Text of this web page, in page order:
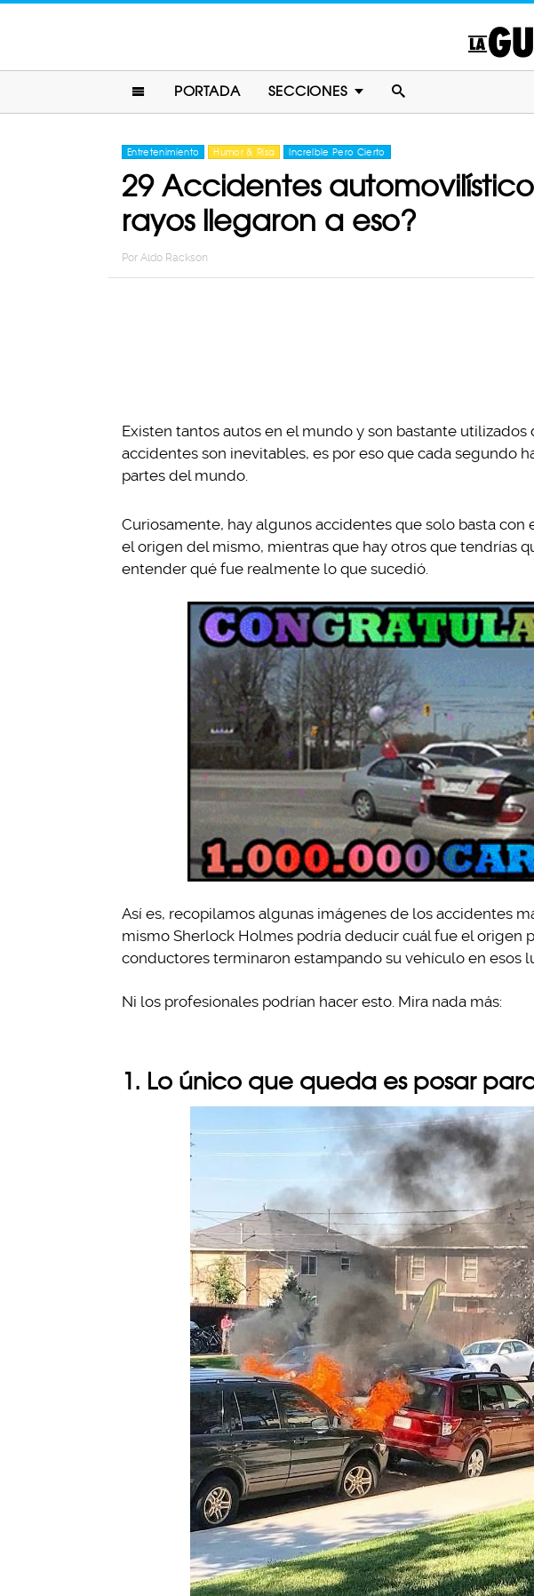
PORTADA SECCIONES
Entretenimiento Humor & Risa Increíble Pero Cierto
29 Accidentes
rayos llegaron a eso?
Por Aldo Rackson
Existen tantos autos en el mundo y son bastante
accidentes son inevitables, es por eso que cada segundo
partes del mundo.
Curiosamente, hay algunos accidentes que solo basta con
el origen del mismo, mientras que hay otros que tendrías
entender qué fue realmente lo que sucedió.
Así es, recopilamos algunas imágenes de los accidentes
mismo Sherlock Holmes podría deducir cuál fue el origen
conductores terminaron estampando su vehículo en esos
Ni los profesionales podrían hacer esto. Mira nada más:
1. Lo único que queda es posar